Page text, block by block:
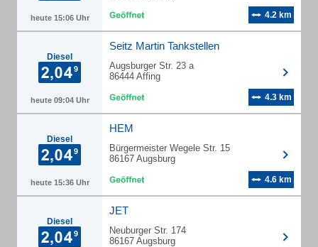
heute 15:06 Uhr 4.2 km
Diesel
heute 09:04 Uhr
Seitz Martin Tankstellen
Augsburger Str. 23 a
86444 Affing
4.3 km
Diesel
heute 15:36 Uhr
HEM
Bürgermeister Wegele Str. 15
86167 Augsburg
4.6 km
Diesel
JET
Neuburger Str. 174
86167 Augsburg